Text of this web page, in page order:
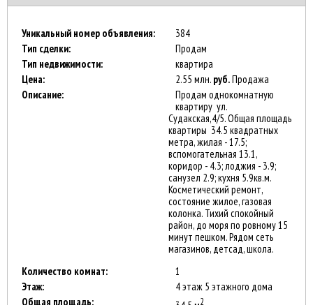
Уникальный номер объявления:
384
Тип сделки:
Продам
Тип недвижимости:
квартира
Цена:
2.55 млн. руб.Продажа
Описание:
Продам однокомнатную
квартиру ул.
Судакская,4/5. Общая площадь
квартиры 34.5 квадратных
метра, жилая - 17.5;
вспомогательная 13.1,
коридор - 4.3; лоджия - 3.9;
санузел 2.9; кухня 5.9кв.м.
Косметический ремонт,
состояние жилое, газовая
колонка. Тихий спокойный
район, до моря по ровному 15
минут пешком. Рядом сеть
магазинов, детсад, школа.
Количество комнат:
1
Этаж:
4 этаж 5 этажного дома
Общая площадь:
2